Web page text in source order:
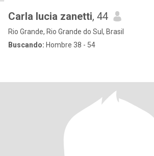
Carla lucia zanetti, 44
Rio Grande, Rio Grande do Sul, Brasil
Buscando: Hombre 38 - 54